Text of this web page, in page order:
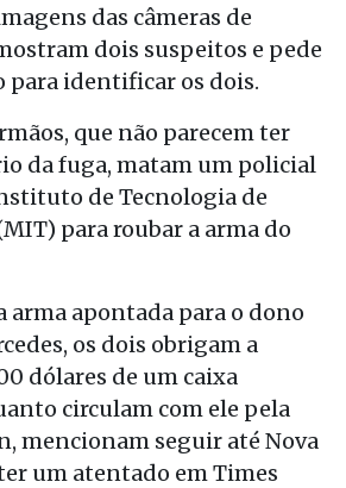
das câmeras de
dois suspeitos e pede
para identificar os dois.
que não parecem ter
da fuga, matam um policial
de Tecnologia de
para roubar a arma do
arma apontada para o dono
os dois obrigam a
dólares de um caixa
circulam com ele pela
mencionam seguir até Nova
um atentado em Times